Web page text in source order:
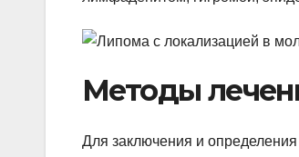
Методы
Для заключения и